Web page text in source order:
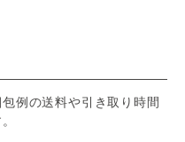
例の送料や引き取り時間